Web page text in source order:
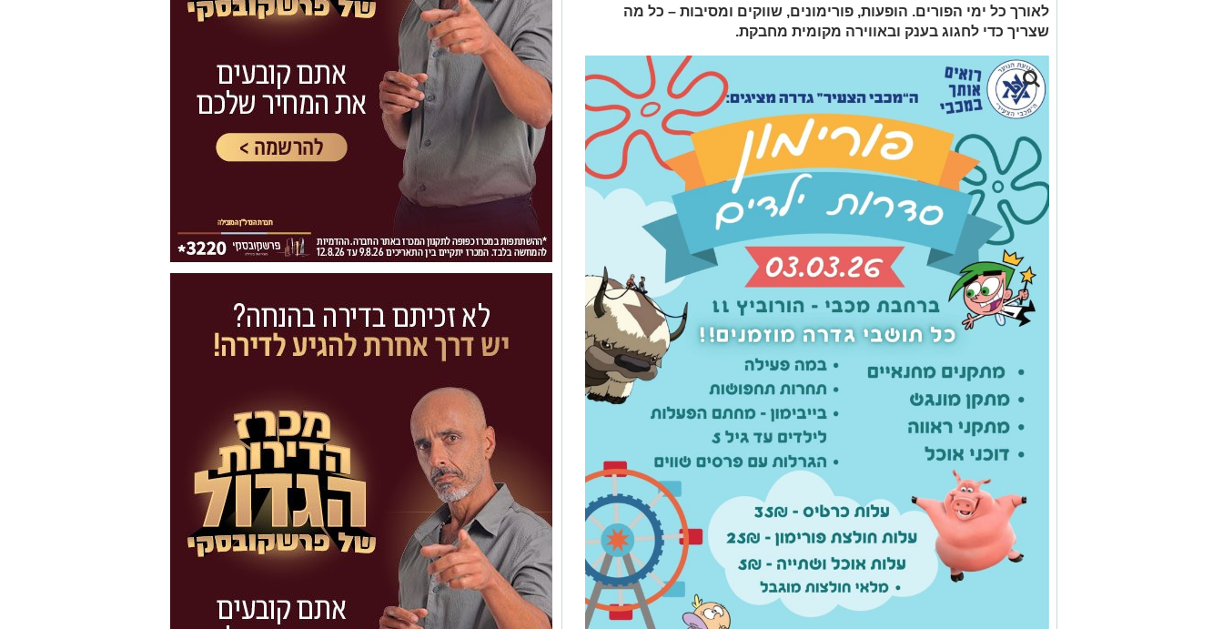
לאורך כל ימי הפורים. הופעות, פורימונים, שווקים ומסיבות – כל מה
שצריך כדי לחגוג בענק ובאווירה מקומית מחבקת.